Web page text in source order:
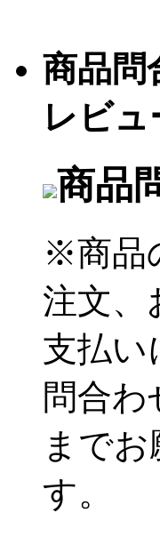
商品問
レビュ
商品
※商品
注文、
支払い
問合わ
までお
す。